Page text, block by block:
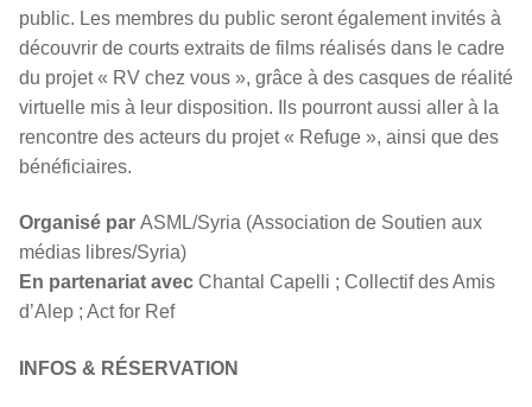
public. Les membres du public seront également invités à
découvrir de courts extraits de films réalisés dans le cadre
du projet « RV chez vous », grâce à des casques de réalité
virtuelle mis à leur disposition. Ils pourront aussi aller à la
rencontre des acteurs du projet « Refuge », ainsi que des
bénéficiaires.
Organisé par ASML/Syria (Association de Soutien aux
médias libres/Syria)
En partenariat avec Chantal Capelli ; Collectif des Amis
d’Alep ; Act for Ref
INFOS & RÉSERVATION